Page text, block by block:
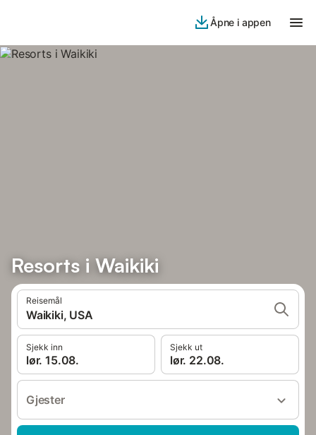
Åpne i appen
Resorts i Waikiki
Reisemål
Waikiki, USA
Sjekk inn
lør. 15.08.
Sjekk ut
lør. 22.08.
Gjester